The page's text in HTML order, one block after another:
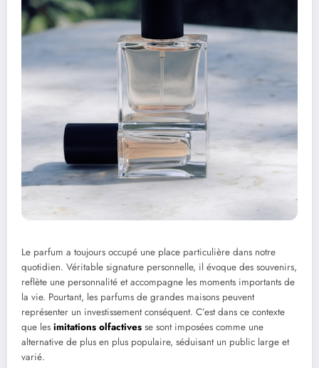
Le parfum a toujours occupé une place particulière dans notre
quotidien. Véritable signature personnelle, il évoque des souvenirs,
reflète une personnalité et accompagne les moments importants de
la vie. Pourtant, les parfums de grandes maisons peuvent
représenter un investissement conséquent. C’est dans ce contexte
que les imitations olfactives se sont imposées comme une
alternative de plus en plus populaire, séduisant un public large et
varié.